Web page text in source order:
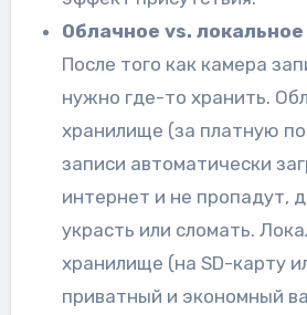
Облачное vs.
После того как камера
нужно где-то хранить.
хранилище (за платную
записи автоматически
интернет и не пропадут,
украсть или сломать.
хранилище (на SD-карту
приватный и экономный